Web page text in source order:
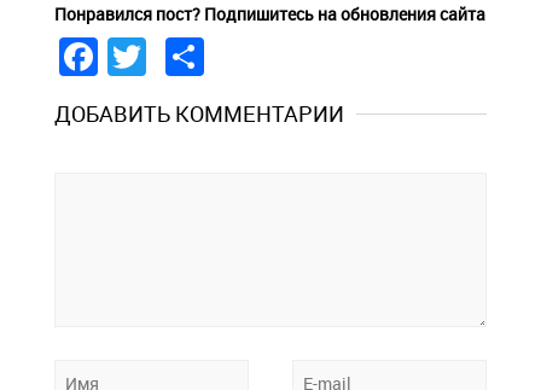
Понравился пост? Подпишитесь на обновления сайта
Facebook
Twitter
ДОБАВИТЬ КОММЕНТАРИИ